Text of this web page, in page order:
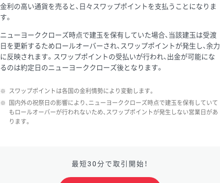
金利の高い通貨を売ると、日々スワップポイントを支払うことになりま
す。
ニューヨーククローズ時点で建玉を保有していた場合、当該建玉は受渡
日を更新するためロールオーバーされ、スワップポイントが発生し、余力
に反映されます。スワップポイントの受払いが行われ、出金が可能にな
るのは約定日のニューヨーククローズ後となります。
※ スワップポイントは各国の金利情勢により変動します。
※
国内外の祝祭日の影響により、ニューヨーククローズ時点で建玉を保有していて
もロールオーバーが行われないため、スワップポイントが発生しない営業日があ
ります。
最短30分で取引開始！